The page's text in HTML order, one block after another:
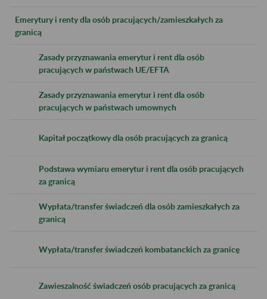
Emerytury i renty dla osób pracujących/zamieszkałych za
granicą
Zasady przyznawania emerytur i rent dla osób
pracujących w państwach UE/EFTA
Zasady przyznawania emerytur i rent dla osób
pracujących w państwach umownych
Kapitał początkowy dla osób pracujących za granicą
Podstawa wymiaru emerytur i rent dla osób pracujących
za granicą
Wypłata/transfer świadczeń dla osób zamieszkałych za
granicą
Wypłata/transfer świadczeń kombatanckich za granicę
Zawieszalność świadczeń osób pracujących za granicą